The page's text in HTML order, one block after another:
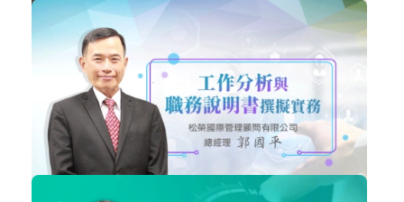
NT$860
說服的藝術十講
職場賦能 加入購物車
購買後有效期限：課程下架時
9725
NT$2,080